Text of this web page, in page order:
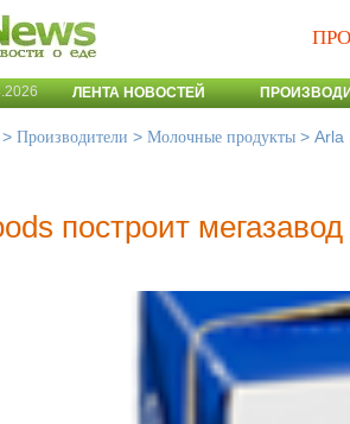
ЛЕНТА НОВОСТЕЙ
> Производители > Молочные продукты > Arla
построит